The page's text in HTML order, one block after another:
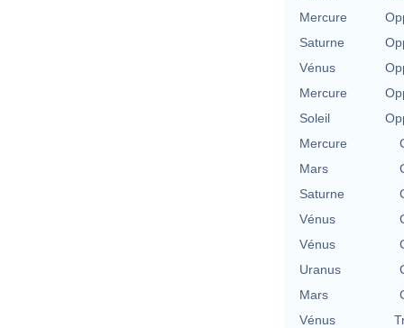
Mercure
Saturne
Vénus
Mercure
Soleil
Mercure
Mars
Saturne
Vénus
Vénus
Uranus
Mars
Vénus